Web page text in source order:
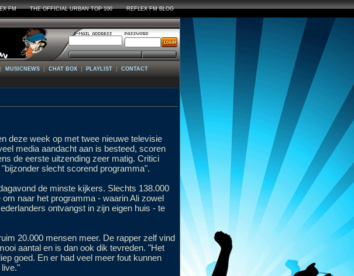
FM THE OFFICIAL URBAN TOP 100 REFLEX FM BLOG
| MUSICNEWS | CHAT BOX | PLAYLIST | CONTACT
deze week op met twee nieuwe televisie
media aandacht aan is besteed, scoren
de eerste uitzending zeer matig. Critici
slecht scorend programma".
de minste kijkers. Slechts 138.000
naar het programma - waarin Ali zowel
ontvangst in zijn eigen huis - te
20.000 mensen meer. De rapper zelf vind
aantal en is dan ook dik tevreden. "Het
goed. En er had veel meer fout kunnen